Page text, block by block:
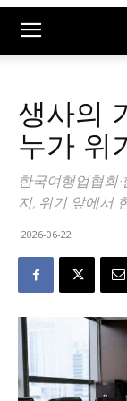
생사의
누가 위
한국여행업협회
지, 위기 앞에서
2026-06-22